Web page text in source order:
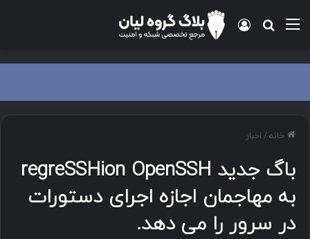
منو جستجو برای
ورود
خانه/ اخبار
باگ جدید regreSSHion OpenSSH
به مهاجمان اجازه اجرای دستورات
در سرور را می دهد.